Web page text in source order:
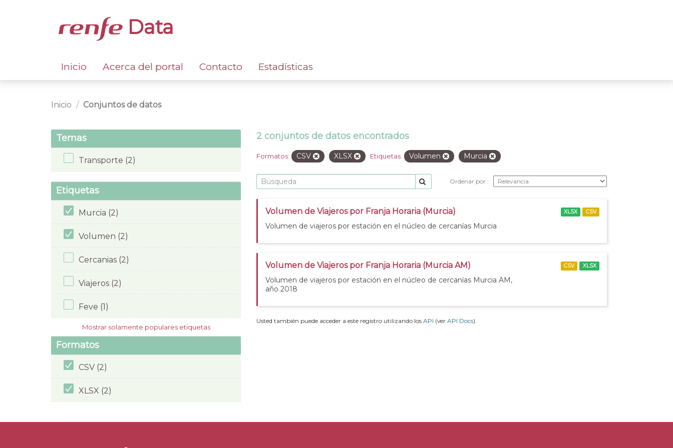
Data
Inicio Acerca del portal Contacto Estadísticas
Inicio Conjuntos de datos
Temas
Transporte (2)
Etiquetas
Murcia (2)
Volumen (2)
Cercanias (2)
Viajeros (2)
Feve (1)
Mostrar solamente populares etiquetas
Formatos
CSV (2)
XLSX (2)
2 conjuntos de datos encontrados
Formatos: CSV XLSX Etiquetas: Volumen Murcia
Ordenar por
Volumen de Viajeros por Franja Horaria (Murcia)
Volumen de viajeros por estación en el núcleo de cercanías Murcia
XLSX CSV
Volumen de Viajeros por Franja Horaria (Murcia AM)
Volumen de viajeros por estación en el núcleo de cercanías Murcia AM,
año 2018
CSV XLSX
Usted también puede acceder a este registro utilizando los API (ver API Docs).